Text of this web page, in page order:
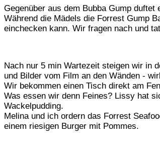
Gegenüber aus dem Bubba Gump
Während die Mädels die Forrest Gump
einchecken kann. Wir fragen nach und
Nach nur 5 min Wartezeit steigen wir in
und Bilder vom Film an den Wänden -
Wir bekommen einen Tisch direkt am
Was essen wir denn Feines? Lissy hat
Wackelpudding.
Melina und ich ordern das Forrest
einem riesigen Burger mit Pommes.